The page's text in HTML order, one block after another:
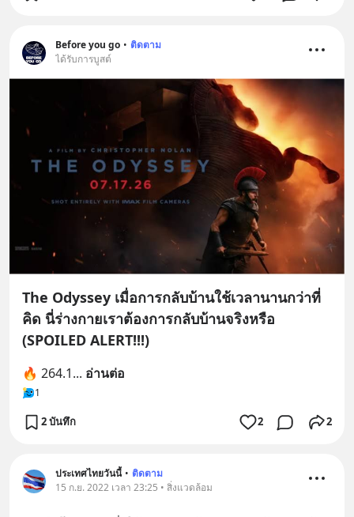
Before you go • ติดตาม
ได้รับการบูสต์
The Odyssey เมื่อการกลับบ้านใช้เวลานานกว่าที่
คิด นี่ร่างกายเราต้องการกลับบ้านจริงหรือ
(SPOILED ALERT!!!)
🔥 264.1... อ่านต่อ
1
2 บันทึก 2 2
ประเทศไทยวันนี้ • ติดตาม
15 ก.ย. 2022 เวลา 23:25 • สิ่งแวดล้อม